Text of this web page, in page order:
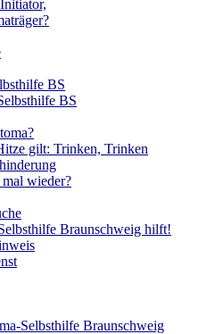
BS
BS
gilt: Trinken, Trinken
wieder?
Braunschweig hilft!
Selbsthilfe Braunschweig